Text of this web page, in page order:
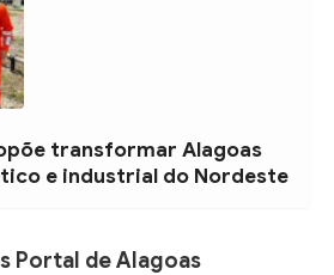
transformar Alagoas
e industrial do Nordeste
Portal de Alagoas